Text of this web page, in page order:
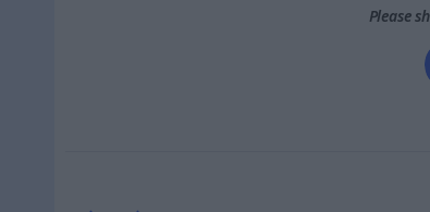
Please